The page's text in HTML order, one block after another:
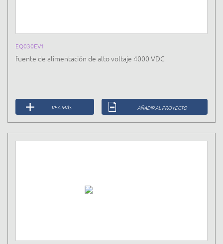
EQ030EV1
fuente de alimentación de alto voltaje 4000 VDC
VEA MÁS AÑADIR AL PROYECTO